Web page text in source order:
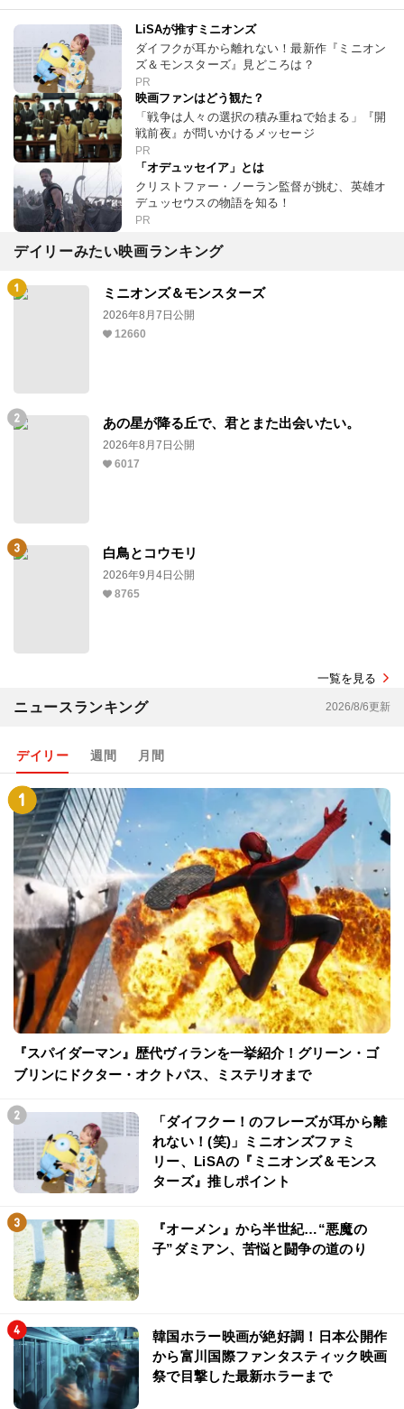
LiSAが推すミニオンズ
ダイフクが耳から離れない！最新作『ミニオン
ズ＆モンスターズ』見どころは？
PR
映画ファンはどう観た？
「戦争は人々の選択の積み重ねで始まる」『開
戦前夜』が問いかけるメッセージ
PR
「オデュッセイア」とは
クリストファー・ノーラン監督が挑む、英雄オ
デュッセウスの物語を知る！
PR
デイリーみたい映画ランキング
ミニオンズ＆モンスターズ
2026年8月7日公開
12660
あの星が降る丘で、君とまた出会いたい。
2026年8月7日公開
6017
白鳥とコウモリ
2026年9月4日公開
8765
一覧を見る
ニュースランキング 2026/8/6更新
デイリー 週間 月間
『スパイダーマン』歴代ヴィランを一挙紹介！グリーン・ゴ
ブリンにドクター・オクトパス、ミステリオまで
「ダイフクー！のフレーズが耳から離
れない！(笑)」ミニオンズファミ
リー、LiSAの『ミニオンズ＆モンス
ターズ』推しポイント
『オーメン』から半世紀…“悪魔の
子”ダミアン、苦悩と闘争の道のり
韓国ホラー映画が絶好調！日本公開作
から富川国際ファンタスティック映画
祭で目撃した最新ホラーまで